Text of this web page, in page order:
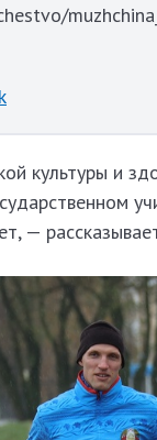
культуры и
—